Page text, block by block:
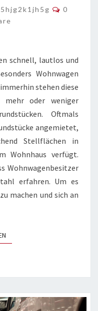
0
schnell, lautlos und
Wohnwagen
stehen diese
oder weniger
Oftmals
angemietet,
Stellflächen in
Wohnhaus verfügt.
Wohnwagenbesitzer
erfahren. Um es
machen und sich an
WEITERLESEN